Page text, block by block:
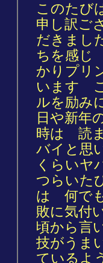
このた
申し訳ご
だきま
ちを感じ
かりプリ
います
ルを励み
日や新年
時は 読
バイと思
くらい
つらいた
は 何で
敗に気付
頃から言
技がうま
ているよ